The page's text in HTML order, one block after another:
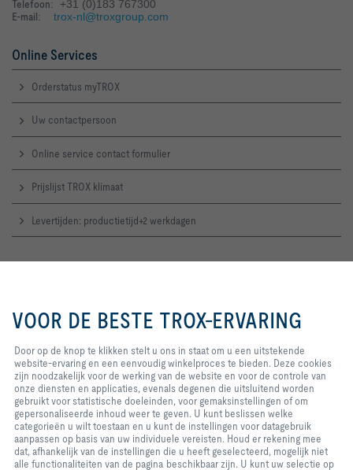
Telefoon: +31 (0)183 767300
E-mail: trox-nl@troxgroup.com
Online Services
Orderstatus myTROX
Uw contactpersoon
Online service contact formulier
Prijslijst TROX klimaat
Levertijden: productietijd+2 werkdagen
advies en snelle oplossingen bieden voor installatie, onderhoud en
optimalisatie van TROX-componenten en luchtbehandelingssystemen.
Telefoon: +31 (0)183 767 300
Contact
TROX op sociale media
ons in staat om u een uitstekende
website-ervaring en een
bieden. Deze cookies zijn
noodzakelijk voor de werking van
de website en voor de controle
van onze diensten en applicaties,
evenals degenen die uitsluitend
worden gebruikt voor statistische
doeleinden, voor
gemaksinstellingen of om
gepersonaliseerde inhoud weer te
geven. U kunt beslissen welke
VOOR DE BESTE TROX-ERVARING
Door op de knop te klikken stelt u ons in staat om u een uitstekende
website-ervaring en een eenvoudig winkelproces te bieden. Deze cookies
zijn noodzakelijk voor de werking van de website en voor de controle van
onze diensten en applicaties, evenals degenen die uitsluitend worden
gebruikt voor statistische doeleinden, voor gemaksinstellingen of om
gepersonaliseerde inhoud weer te geven. U kunt beslissen welke
categorieën u wilt toestaan en u kunt de instellingen voor datagebruik
aanpassen op basis van uw individuele vereisten. Houd er rekening mee
dat, afhankelijk van de instellingen die u heeft geselecteerd, mogelijk niet
alle functionaliteiten van de pagina beschikbaar zijn. U kunt uw selectie op